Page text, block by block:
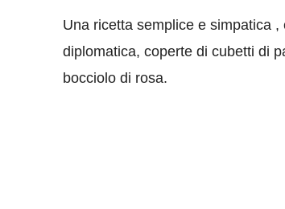
Una ricetta semplice e simpatica
diplomatica, coperte di cubetti di
bocciolo di rosa.